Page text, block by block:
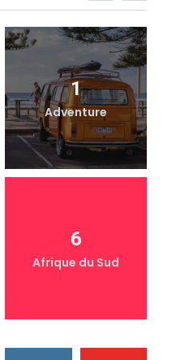
1
Adventure
6
Afrique du Sud